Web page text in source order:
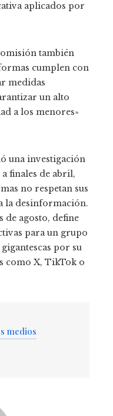
aplicados por
también
cumplen con
medidas
un alto
a los menores»
una investigación
finales de abril,
no respetan sus
la desinformación.
de agosto, define
para un grupo
por su
como X, TikTok o
medios